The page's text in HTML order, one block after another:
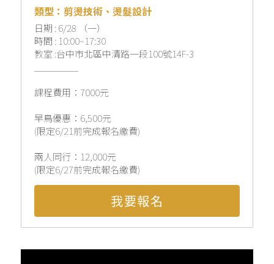
類型：剪燙技術、燙髮設計
日期 : 6/28 （一）
時間 : 10:00~17:30
教室 :台中市北區中清路一段100號14F-3
課程費用：7000元
早鳥優惠：6,500元
(限定6/21前完成報名繳費)
兩人同行：12,000元
(限定6/27前完成報名繳費)
我要報名